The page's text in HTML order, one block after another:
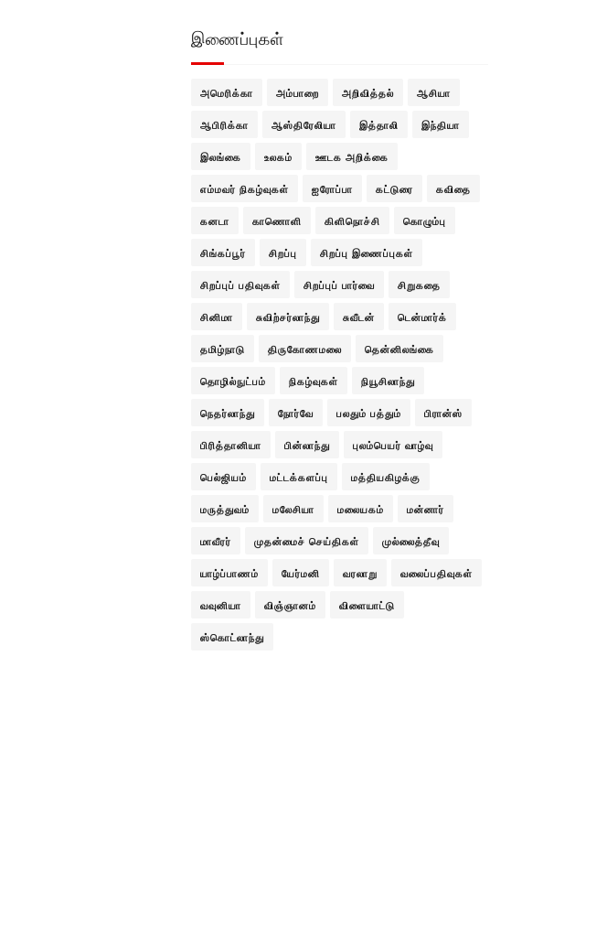
இணைப்புகள்
அமெரிக்கா அம்பாறை அறிவித்தல் ஆசியா
ஆபிரிக்கா ஆஸ்திரேலியா இத்தாலி இந்தியா
இலங்கை உலகம் ஊடக அறிக்கை
எம்மவர் நிகழ்வுகள் ஐரோப்பா கட்டுரை கவிதை
கனடா காணொளி கிளிநொச்சி கொழும்பு
சிங்கப்பூர் சிறப்பு சிறப்பு இணைப்புகள்
சிறப்புப் பதிவுகள் சிறப்புப் பார்வை சிறுகதை
சினிமா சுவிற்சர்லாந்து சுவீடன் டென்மார்க்
தமிழ்நாடு திருகோணமலை தென்னிலங்கை
தொழில்நுட்பம் நிகழ்வுகள் நியூசிலாந்து
நெதர்லாந்து நோர்வே பலதும் பத்தும் பிரான்ஸ்
பிரித்தானியா பின்லாந்து புலம்பெயர் வாழ்வு
பெல்ஜியம் மட்டக்களப்பு மத்தியகிழக்கு
மருத்துவம் மலேசியா மலையகம் மன்னார்
மாவீரர் முதன்மைச் செய்திகள் முல்லைத்தீவு
யாழ்ப்பாணம் யேர்மனி வரலாறு வலைப்பதிவுகள்
வவுனியா விஞ்ஞானம் விளையாட்டு
ஸ்கொட்லாந்து